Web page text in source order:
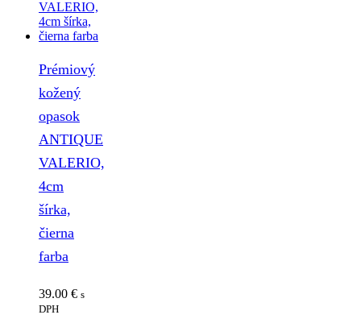
Prémiový
kožený
opasok
ANTIQUE
VALERIO,
4cm
šírka,
čierna
farba
39.00 € s
DPH